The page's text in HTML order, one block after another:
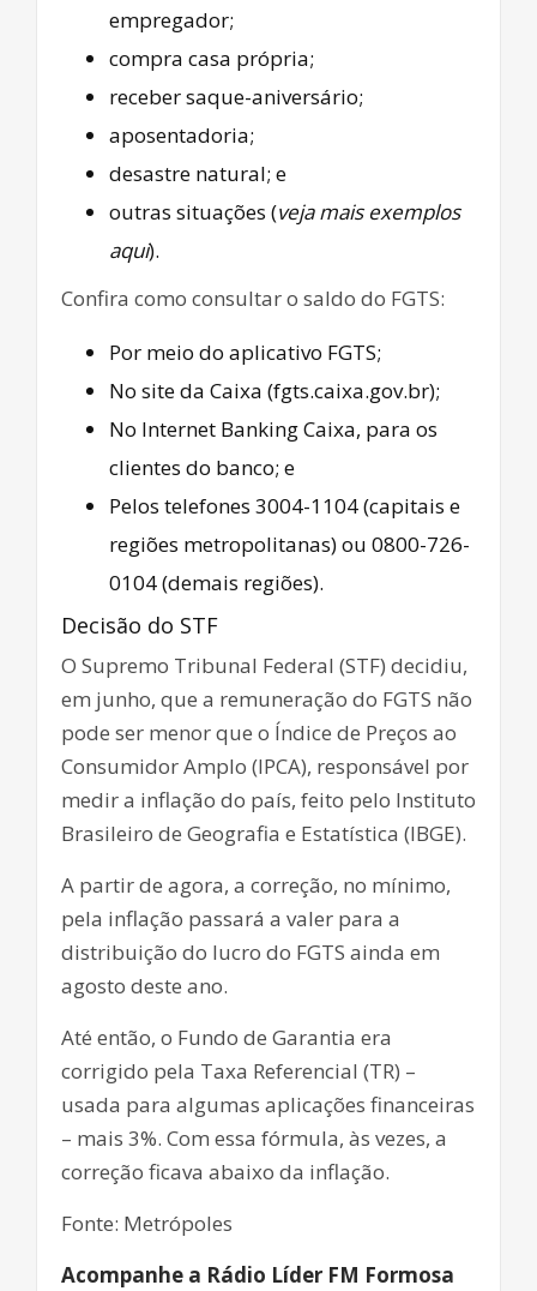
empregador;
compra casa própria;
receber saque-aniversário;
aposentadoria;
desastre natural; e
outras situações (veja mais exemplos
aqui).
Confira como consultar o saldo do FGTS:
Por meio do aplicativo FGTS;
No site da Caixa (fgts.caixa.gov.br);
No Internet Banking Caixa, para os
clientes do banco; e
Pelos telefones 3004-1104 (capitais e
regiões metropolitanas) ou 0800-726-
0104 (demais regiões).
Decisão do STF
O Supremo Tribunal Federal (STF) decidiu,
em junho, que a remuneração do FGTS não
pode ser menor que o Índice de Preços ao
Consumidor Amplo (IPCA), responsável por
medir a inflação do país, feito pelo Instituto
Brasileiro de Geografia e Estatística (IBGE).
A partir de agora, a correção, no mínimo,
pela inflação passará a valer para a
distribuição do lucro do FGTS ainda em
agosto deste ano.
Até então, o Fundo de Garantia era
corrigido pela Taxa Referencial (TR) –
usada para algumas aplicações financeiras
– mais 3%. Com essa fórmula, às vezes, a
correção ficava abaixo da inflação.
Fonte: Metrópoles
Acompanhe a Rádio Líder FM Formosa